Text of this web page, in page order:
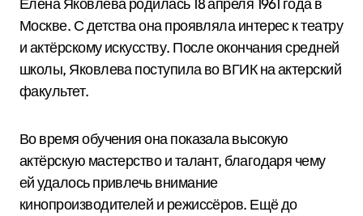
Москве. С детства она проявляла интерес к театру
и актёрскому искусству. После окончания средней
школы, Яковлева поступила во ВГИК на актерский
факультет.
Во время обучения она показала высокую
актёрскую мастерство и талант, благодаря чему
ей удалось привлечь внимание
кинопроизводителей и режиссёров. Ещё до